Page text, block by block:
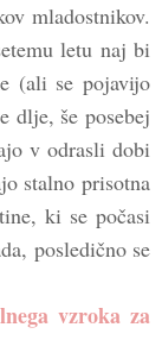
mladostnikov.
letu naj bi
(ali se pojavijo
dlje, še posebej
v odrasli dobi
stalno prisotna
ki se počasi
posledično se
vzroka za